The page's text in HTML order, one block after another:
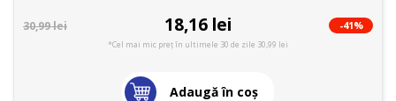
30,99 lei 18,16 lei -41%
*Cel mai mic preț în ultimele 30 de zile 30,99 lei
Adaugă în coş